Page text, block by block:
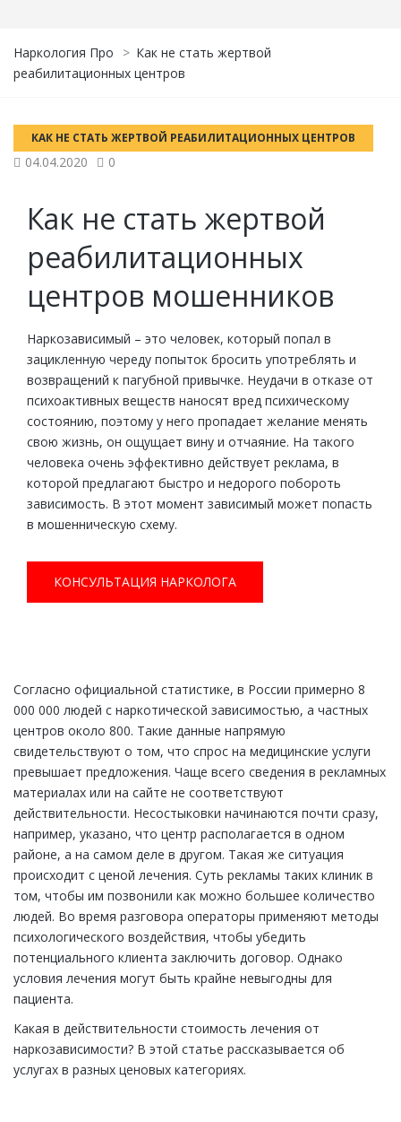
Наркология Про > Как не стать жертвой
реабилитационных центров
КАК НЕ СТАТЬ ЖЕРТВОЙ РЕАБИЛИТАЦИОННЫХ ЦЕНТРОВ
04.04.2020 0
Как не стать жертвой
реабилитационных
центров мошенников
Наркозависимый – это человек, который попал в
зацикленную череду попыток бросить употреблять и
возвращений к пагубной привычке. Неудачи в отказе от
психоактивных веществ наносят вред психическому
состоянию, поэтому у него пропадает желание менять
свою жизнь, он ощущает вину и отчаяние. На такого
человека очень эффективно действует реклама, в
которой предлагают быстро и недорого побороть
зависимость. В этот момент зависимый может попасть
в мошенническую схему.
КОНСУЛЬТАЦИЯ НАРКОЛОГА
Согласно официальной статистике, в России примерно 8
000 000 людей с наркотической зависимостью, а частных
центров около 800. Такие данные напрямую
свидетельствуют о том, что спрос на медицинские услуги
превышает предложения. Чаще всего сведения в рекламных
материалах или на сайте не соответствуют
действительности. Несостыковки начинаются почти сразу,
например, указано, что центр располагается в одном
районе, а на самом деле в другом. Такая же ситуация
происходит с ценой лечения. Суть рекламы таких клиник в
том, чтобы им позвонили как можно большее количество
людей. Во время разговора операторы применяют методы
психологического воздействия, чтобы убедить
потенциального клиента заключить договор. Однако
условия лечения могут быть крайне невыгодны для
пациента.
Какая в действительности стоимость лечения от
наркозависимости? В этой статье рассказывается об
услугах в разных ценовых категориях.